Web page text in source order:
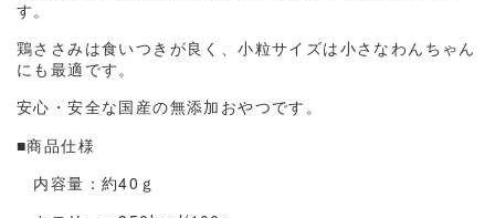
す。
鶏ささみは食いつきが良く、小粒サイズは小さなわんちゃん
にも最適です。
安心・安全な国産の無添加おやつです。
■商品仕様
内容量：約40ｇ